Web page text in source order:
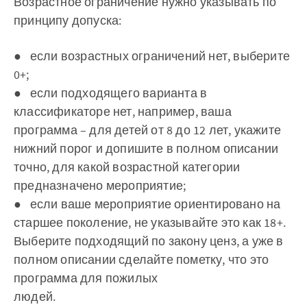
принципу допуска:
● если возрастных ограничений нет, выберите
0+;
● если подходящего варианта в
классификаторе нет, например, ваша
программа – для детей от 8 до 12 лет, укажите
нижний порог и допишите в полном описании
точно, для какой возрастной категории
предназначено мероприятие;
● если ваше мероприятие ориентировано на
старшее поколение, не указывайте это как 18+.
Выберите подходящий по закону ценз, а уже в
полном описании сделайте пометку, что это
программа для пожилых
людей.